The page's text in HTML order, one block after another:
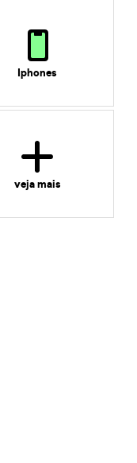
Iphones
veja mais